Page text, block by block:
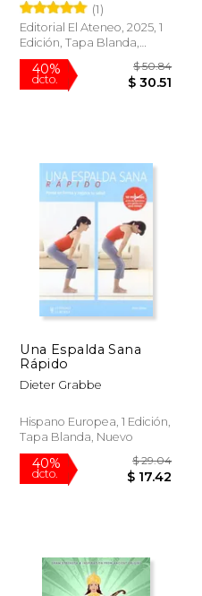
(1)
Editorial El Ateneo, 2025, 1
Edición, Tapa Blanda,
Nuevo
40%
dcto.
Una Espalda Sana
Rápido
Dieter Grabbe
Hispano Europea, 1 Edición,
Tapa Blanda, Nuevo